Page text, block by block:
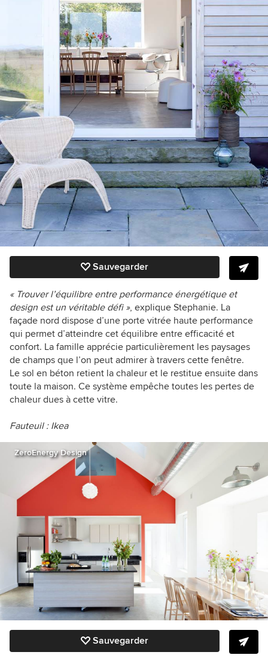
Sauvegarder
« Trouver l’équilibre entre performance énergétique et
design est un véritable défi », explique Stephanie. La
façade nord dispose d’une porte vitrée haute performance
qui permet d’atteindre cet équilibre entre efficacité et
confort. La famille apprécie particulièrement les paysages
de champs que l’on peut admirer à travers cette fenêtre.
Le sol en béton retient la chaleur et le restitue ensuite dans
toute la maison. Ce système empêche toutes les pertes de
chaleur dues à cette vitre.
Fauteuil : Ikea
ZeroEnergy Design
Sauvegarder